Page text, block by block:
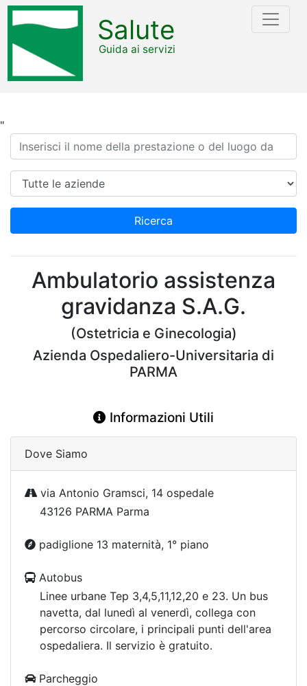
"
Salute
Guida ai servizi
Ricerca
Azienda
Ricerca
Ambulatorio assistenza
gravidanza S.A.G.
(Ostetricia e Ginecologia)
Azienda Ospedaliero-Universitaria di
PARMA
Informazioni Utili
Dove Siamo
via Antonio Gramsci, 14 ospedale
43126 PARMA Parma
padiglione 13 maternità, 1° piano
Autobus
Linee urbane Tep 3,4,5,11,12,20 e 23. Un bus
navetta, dal lunedì al venerdì, collega con
percorso circolare, i principali punti dell'area
ospedaliera. Il servizio è gratuito.
Parcheggio